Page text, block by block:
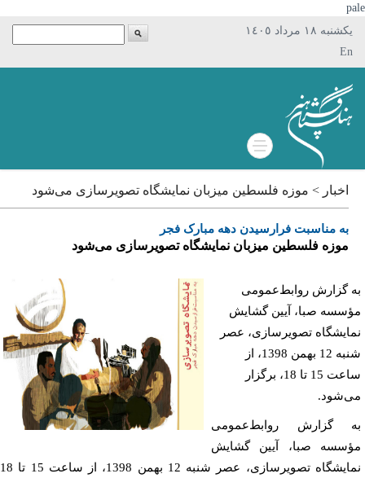
يکشنبه ١٨ مرداد ١٤٠٥
En
اخبار > موزه فلسطین میزبان نمایشگاه تصویرسازی می‌شود
به مناسبت فرارسیدن دهه مبارک فجر
موزه فلسطین میزبان نمایشگاه تصویرسازی می‌شود
گزارش روابط‌عمومی
صبا، آیین گشایش
تصویرسازی، عصر
شنبه 12 بهمن 1398، از
ساعت 15 تا 18، برگزار
گزارش روابط‌عمومی
صبا، آیین گشایش
نمایشگاه تصویرسازی، عصر شنبه 12 بهمن 1398، از ساعت 15 تا 18،